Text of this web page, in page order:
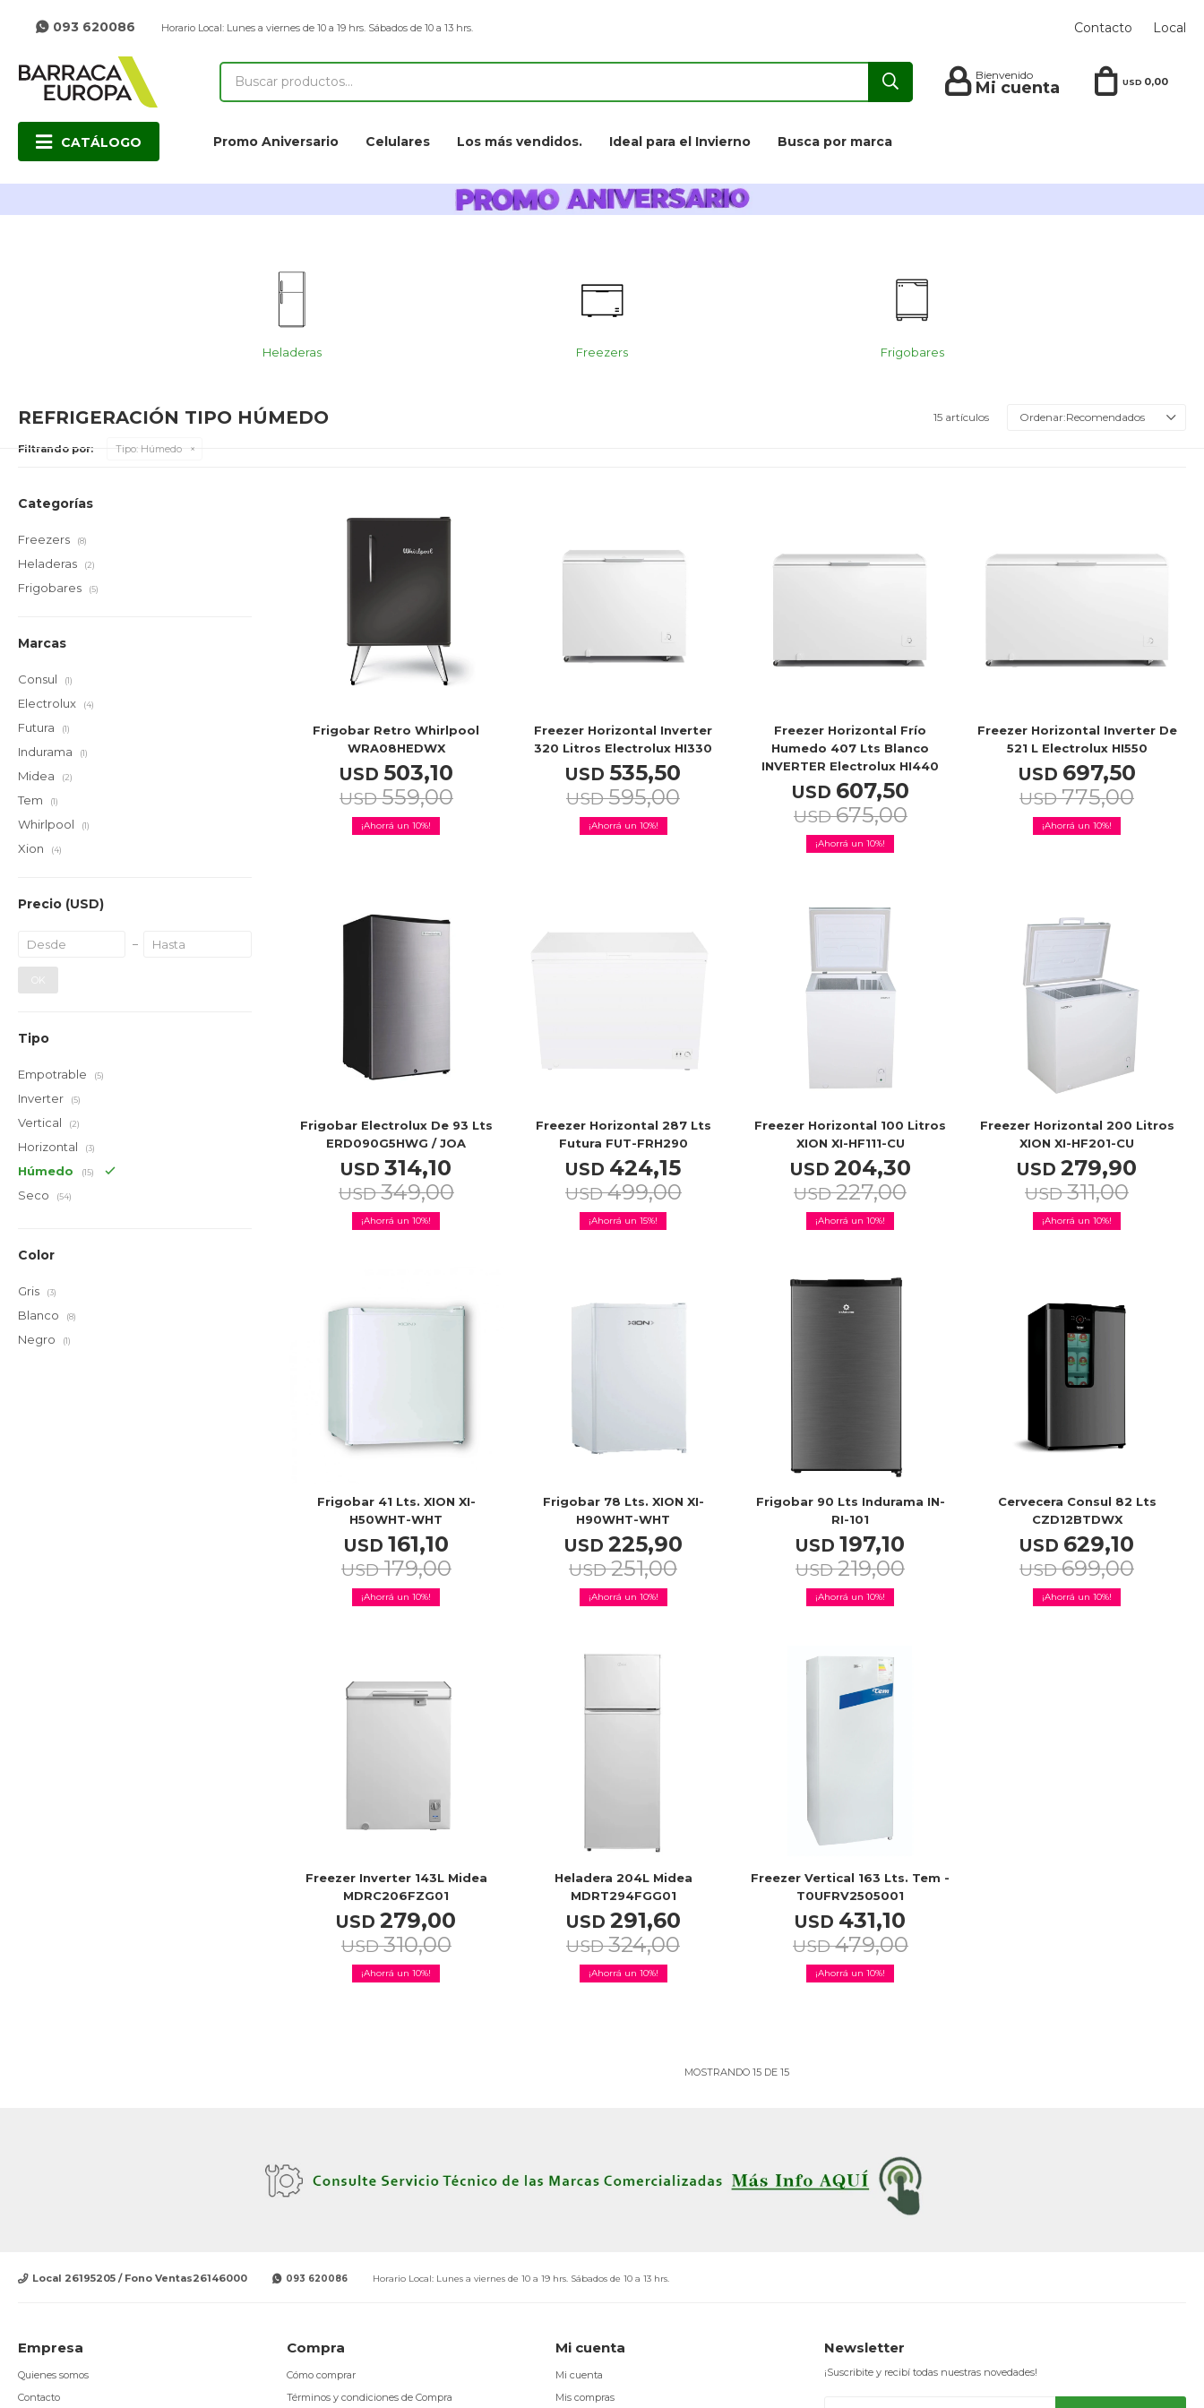
CATÁLOGO Promo Aniversario Celulares Los más vendidos. Ideal para el Invierno Busca por marca
USD 0,00
093 620086 Horario Local: Lunes a viernes de 10 a 19 hrs. Sábados de 10 a 13 hrs. Contacto Local
Heladeras Freezers Frigobares
REFRIGERACIÓN TIPO HÚMEDO 15 artículos Recomendados
Filtrando por: Tipo: Húmedo
Frigobar Retro Whirlpool
WRA08HEDWX
USD 503,10
USD 559,00
10
Freezer Horizontal Inverter
320 Litros Electrolux HI330
USD 535,50
USD 595,00
10
Freezer Horizontal Frío
Humedo 407 Lts Blanco
INVERTER Electrolux HI440
USD 607,50
USD 675,00
10
Freezer Horizontal Inverter De
521 L Electrolux HI550
USD 697,50
USD 775,00
10
Frigobar Electrolux De 93 Lts
ERD090G5HWG / JOA
USD 314,10
USD 349,00
10
Freezer Horizontal 287 Lts
Futura FUT-FRH290
USD 424,15
USD 499,00
15
Freezer Horizontal 100 Litros
XION XI-HF111-CU
USD 204,30
USD 227,00
10
Freezer Horizontal 200 Litros
XION XI-HF201-CU
USD 279,90
USD 311,00
10
Frigobar 41 Lts. XION XI-
H50WHT-WHT
USD 161,10
USD 179,00
10
Frigobar 78 Lts. XION XI-
H90WHT-WHT
USD 225,90
USD 251,00
10
Frigobar 90 Lts Indurama IN-
RI-101
USD 197,10
USD 219,00
10
Cervecera Consul 82 Lts
CZD12BTDWX
USD 629,10
USD 699,00
10
Freezer Inverter 143L Midea
MDRC206FZG01
USD 279,00
USD 310,00
10
Heladera 204L Midea
MDRT294FGG01
USD 291,60
USD 324,00
10
Freezer Vertical 163 Lts. Tem -
T0UFRV2505001
USD 431,10
USD 479,00
10
MOSTRANDO 15DE 15
Categorías
Freezers (8)
Heladeras (2)
Frigobares (5)
Marcas
Consul (1)
Electrolux (4)
Futura (1)
Indurama (1)
Midea (2)
Tem (1)
Whirlpool (1)
Xion (4)
Precio (USD)
OK
Tipo
Empotrable (5)
Inverter (5)
Vertical (2)
Horizontal (3)
Húmedo (15)
Seco (54)
Color
Gris (3)
Blanco (8)
Negro (1)
Local 26195205 / Fono Ventas26146000 093 620086 Horario Local: Lunes a viernes de 10 a 19 hrs. Sábados de 10 a 13 hrs.
Empresa
Quienes somos
Contacto
Compra
Cómo comprar
Términos y condiciones de Compra
Mi cuenta
Mi cuenta
Mis compras
Newsletter
¡Suscribite y recibí todas nuestras novedades!